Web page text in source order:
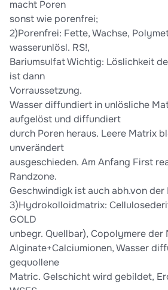
macht Poren
sonst wie porenfrei;
2)Porenfrei: Fette, Wachse,
wasserunlösl. RS!,
Bariumsulfat Wichtig: Löslichkeit
ist dann
Vorraussetzung.
Wasser diffundiert in unlösliche
aufgelöst und diffundiert
durch Poren heraus. Leere Matrix
unverändert
ausgeschieden. Am Anfang First
Randzone.
Geschwindigk ist auch abh.von
3)Hydrokolloidmatrix:
GOLD
unbegr. Quellbar), Copolymere
Alginate+Calciumionen, Wasser
gequollene
Matric. Gelschicht wird gebildet,